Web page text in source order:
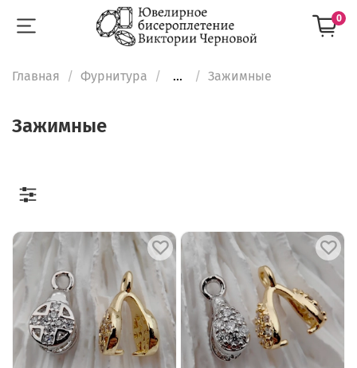
0
Главная Фурнитура ... Зажимные
Зажимные